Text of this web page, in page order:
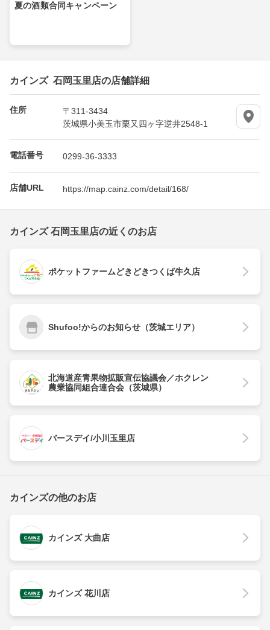
夏の酒類合同キャンペーン
カインズ 石岡玉里店の店舗詳細
住所
〒311-3434
茨城県小美玉市栗又四ヶ字逆井2548-1
電話番号 0299-36-3333
店舗URL https://map.cainz.com/detail/168/
カインズ 石岡玉里店の近くのお店
ポケットファームどきどきつくば牛久店
Shufoo!からのお知らせ（茨城エリア）
北海道産青果物拡販宣伝協議会／ホクレン
農業協同組合連合会（茨城県）
バースデイ/小川玉里店
カインズの他のお店
カインズ 大曲店
カインズ 花川店